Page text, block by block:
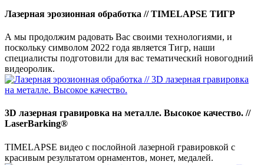
Лазерная эрозионная обработка // TIMELAPSE ТИГР
А мы продолжим радовать Вас своими технологиями, и
поскольку символом 2022 года является Тигр, наши
специалисты подготовили для вас тематический новогодний
видеоролик.
3D лазерная гравировка на металле. Высокое качество. //
LaserBarking®
TIMELAPSE видео с послойной лазерной гравировкой с
красивым результатом орнаментов, монет, медалей.